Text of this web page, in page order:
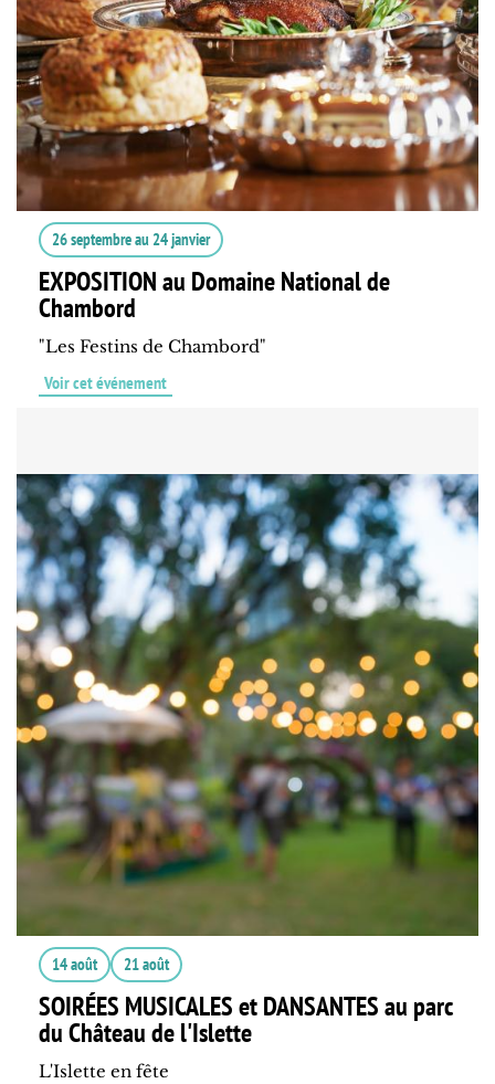
26 septembreau 24 janvier
EXPOSITION au Domaine National de
Chambord
"Les Festins de Chambord"
Voir cet événement
14 août 21 août
SOIRÉES MUSICALES et DANSANTES au parc
du Château de l'Islette
L'Islette en fête